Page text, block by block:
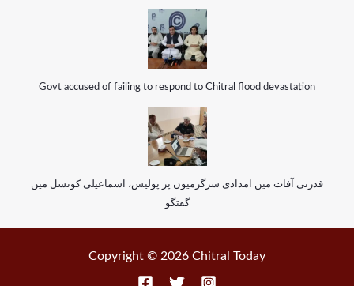
Govt accused of failing to respond to Chitral flood devastation
قدرتی آفات میں امدادی سرگرمیوں پر پولیس، اسماعیلی کونسل میں
گفتگو
Copyright © 2026 Chitral Today